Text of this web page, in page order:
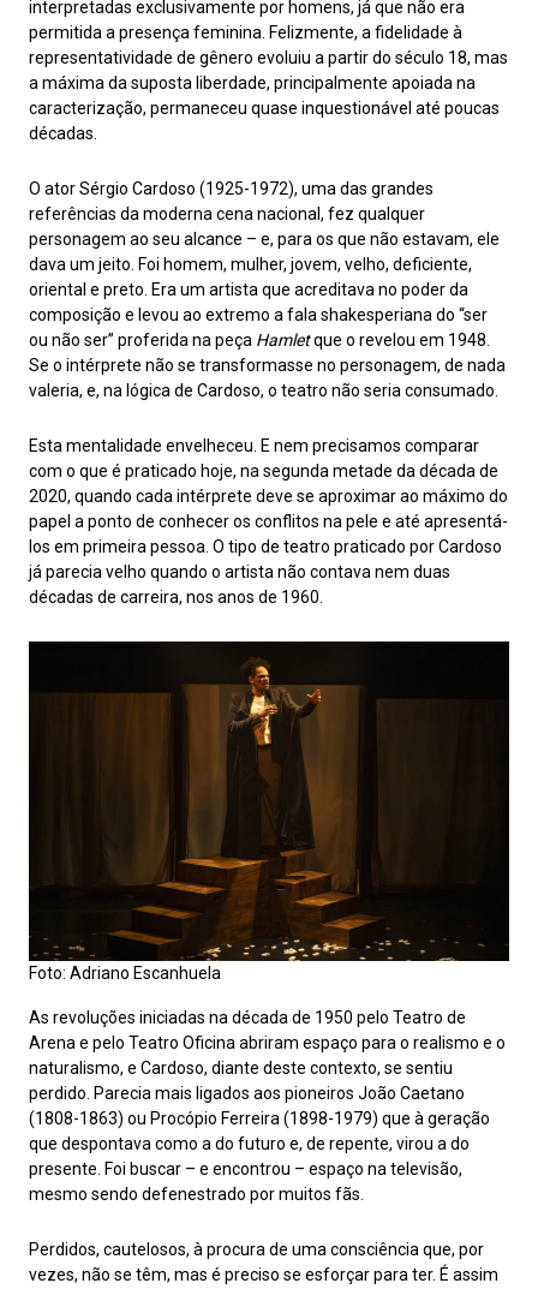
interpretadas exclusivamente por homens, já que não era
permitida a presença feminina. Felizmente, a fidelidade à
representatividade de gênero evoluiu a partir do século 18, mas
a máxima da suposta liberdade, principalmente apoiada na
caracterização, permaneceu quase inquestionável até poucas
décadas.
O ator Sérgio Cardoso (1925-1972), uma das grandes
referências da moderna cena nacional, fez qualquer
personagem ao seu alcance – e, para os que não estavam, ele
dava um jeito. Foi homem, mulher, jovem, velho, deficiente,
oriental e preto. Era um artista que acreditava no poder da
composição e levou ao extremo a fala shakesperiana do “ser
ou não ser” proferida na peça Hamletque o revelou em 1948.
Se o intérprete não se transformasse no personagem, de nada
valeria, e, na lógica de Cardoso, o teatro não seria consumado.
Esta mentalidade envelheceu. E nem precisamos comparar
com o que é praticado hoje, na segunda metade da década de
2020, quando cada intérprete deve se aproximar ao máximo do
papel a ponto de conhecer os conflitos na pele e até apresentá-
los em primeira pessoa. O tipo de teatro praticado por Cardoso
já parecia velho quando o artista não contava nem duas
décadas de carreira, nos anos de 1960.
Foto: Adriano Escanhuela
As revoluções iniciadas na década de 1950 pelo Teatro de
Arena e pelo Teatro Oficina abriram espaço para o realismo e o
naturalismo, e Cardoso, diante deste contexto, se sentiu
perdido. Parecia mais ligados aos pioneiros João Caetano
(1808-1863) ou Procópio Ferreira (1898-1979) que à geração
que despontava como a do futuro e, de repente, virou a do
presente. Foi buscar – e encontrou – espaço na televisão,
mesmo sendo defenestrado por muitos fãs.
Perdidos, cautelosos, à procura de uma consciência que, por
vezes, não se têm, mas é preciso se esforçar para ter. É assim